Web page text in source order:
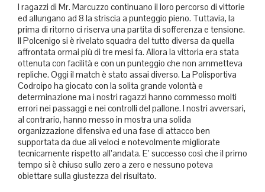
I ragazzi di Mr. Marcuzzo continuano il loro percorso di vittorie
ed allungano ad 8 la striscia a punteggio pieno. Tuttavia, la
prima di ritorno ci riserva una partita di sofferenza e tensione.
Il Polcenigo si è rivelato squadra del tutto diversa da quella
affrontata ormai più di tre mesi fa. Allora la vittoria era stata
ottenuta con facilità e con un punteggio che non ammetteva
repliche. Oggi il match è stato assai diverso. La Polisportiva
Codroipo ha giocato con la solita grande volontà e
determinazione ma i nostri ragazzi hanno commesso molti
errori nei passaggi e nei controlli del pallone. I nostri avversari,
al contrario, hanno messo in mostra una solida
organizzazione difensiva ed una fase di attacco ben
supportata da due ali veloci e notevolmente migliorate
tecnicamente rispetto all’andata. E’ successo così che il primo
tempo si è chiuso sullo zero a zero e nessuno poteva
obiettare sulla giustezza del risultato.